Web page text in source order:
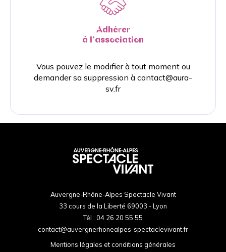
Adhérer
à l’association
Vous pouvez le modifier à tout moment ou
demander sa suppression à contact@aura-
sv.fr
Auvergne-Rhône-Alpes Spectacle Vivant
33 cours de la Liberté 69003 - Lyon
Tél : 04 26 20 55 55
contact@auvergnerhonealpes-spectaclevivant.fr
Mentions légales et conditions générales